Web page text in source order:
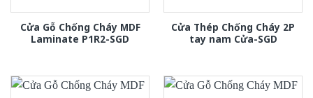
Cửa Gỗ Chống Cháy MDF
Laminate P1R2-SGD
Cửa Thép Chống Cháy 2P
tay nam Cửa-SGD